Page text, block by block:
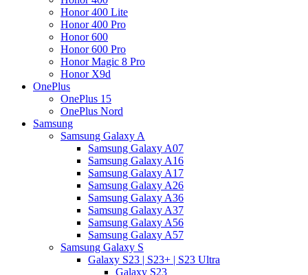
Honor 400 Lite
Honor 400 Pro
Honor 600
Honor 600 Pro
Honor Magic 8 Pro
Honor X9d
OnePlus
OnePlus 15
OnePlus Nord
Samsung
Samsung Galaxy A
Samsung Galaxy A07
Samsung Galaxy A16
Samsung Galaxy A17
Samsung Galaxy A26
Samsung Galaxy A36
Samsung Galaxy A37
Samsung Galaxy A56
Samsung Galaxy A57
Samsung Galaxy S
Galaxy S23 | S23+ | S23 Ultra
Galaxy S23